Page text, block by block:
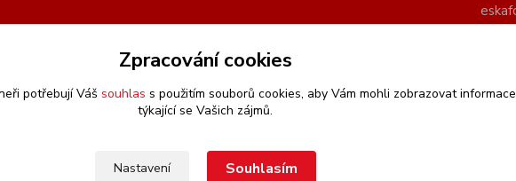
Zpracování cookies
potřebují Váš souhlas s použitím souborů cookies, aby Vám mohli zobrazovat informace
týkající se Vašich zájmů.
Nastavení Souhlasím